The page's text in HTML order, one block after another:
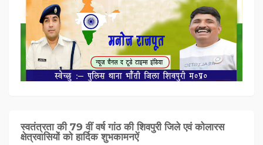
स्वतंत्रता की 79 वीं वर्ष गांठ की शिवपुरी जिले एवं कोलारस
क्षेत्रवासियों को हार्दिक शुभकामनऐं